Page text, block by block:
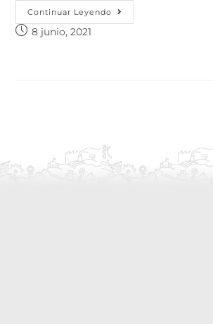
Continuar Leyendo
8 junio, 2021